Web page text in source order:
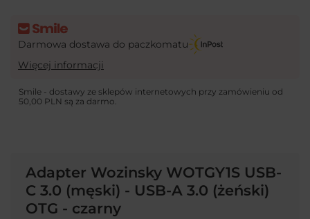
Darmowa dostawa do paczkomatu
Więcej informacji
Smile - dostawy ze sklepów internetowych przy zamówieniu od
50,00 PLN są za darmo.
Adapter Wozinsky WOTGY1S USB-
C 3.0 (męski) - USB-A 3.0 (żeński)
OTG - czarny